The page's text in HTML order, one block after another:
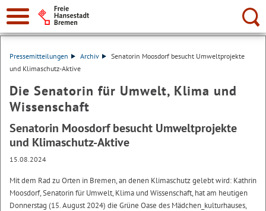
Suche:
Pressemitteilungen Archiv
Senatorin Moosdorf besucht Umweltprojekte
und Klimaschutz-Aktive
Die Senatorin für Umwelt, Klima und
Wissenschaft
Senatorin Moosdorf besucht Umweltprojekte
und Klimaschutz-Aktive
15.08.2024
Mit dem Rad zu Orten in Bremen, an denen Klimaschutz gelebt wird: Kathrin
Moosdorf, Senatorin für Umwelt, Klima und Wissenschaft, hat am heutigen
Donnerstag (15. August 2024) die Grüne Oase des Mädchen_kulturhauses,